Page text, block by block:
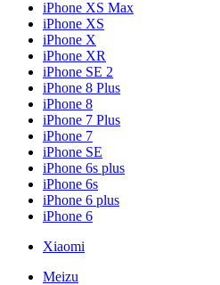
iPhone XS Max
iPhone XS
iPhone X
iPhone XR
iPhone SE 2
iPhone 8 Plus
iPhone 8
iPhone 7 Plus
iPhone 7
iPhone SE
iPhone 6s plus
iPhone 6s
iPhone 6 plus
iPhone 6
Xiaomi
Meizu